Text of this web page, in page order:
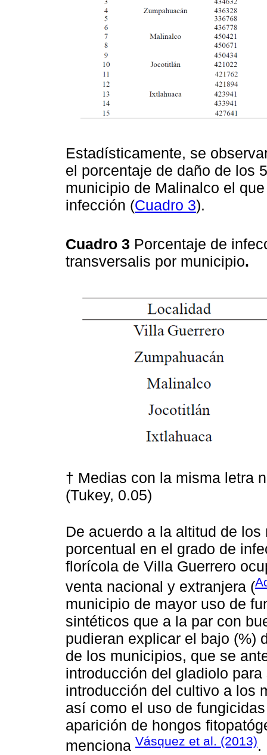
Estadísticamente, se
el porcentaje de daño de los
municipio de Malinalco el
infección (Cuadro 3).
Cuadro 3 Porcentaje de
transversalis por municipio.
† Medias con la misma letra
(Tukey, 0.05)
De acuerdo a la altitud de
porcentual en el grado de
florícola de Villa Guerrero
venta nacional y extranjera (
municipio de mayor uso de
sintéticos que a la par con
pudieran explicar el bajo (%)
de los municipios, que se
introducción del gladiolo
introducción del cultivo a los
así como el uso de
aparición de hongos
menciona Vásquez et al. (2013).